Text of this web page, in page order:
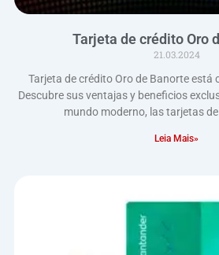
Tarjeta de crédito Oro
21.03.2024
Tarjeta de crédito Oro de Banorte está
Descubre sus ventajas y beneficios
mundo moderno, las tarjetas
Leia Mais»